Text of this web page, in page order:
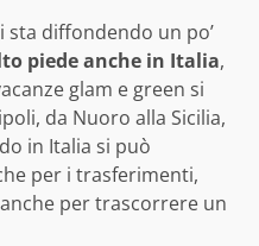
sta diffondendo un po’
piede anche in Italia,
glam e green si
da Nuoro alla Sicilia,
in Italia si può
per i trasferimenti,
per trascorrere un